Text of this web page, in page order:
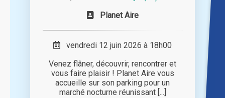
Planet Aire
vendredi 12 juin 2026 à 18h00
Venez flâner, découvrir, rencontrer et
vous faire plaisir ! Planet Aire vous
accueille sur son parking pour un
marché nocturne réunissant [...]